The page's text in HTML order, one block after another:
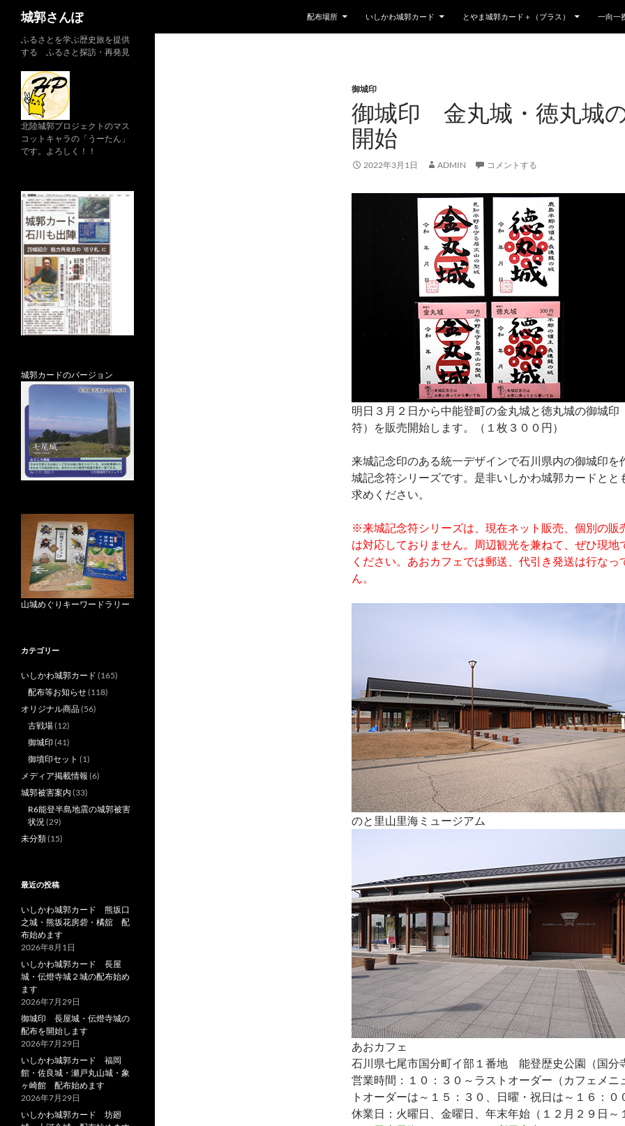
城郭さんぽ 配布場所 いしかわ城郭カード とやま城郭カード＋（プラス） 一向一
御城印
御城印 金丸城・徳丸城
開始
2022年3月1日 ADMIN コメントする
明日３月２日から中能登町の金丸城と徳丸城の御城印
符）を販売開始します。（１枚３００円）
来城記念印のある統一デザインで石川県内の御城印を
城記念符シリーズです。是非いしかわ城郭カードとと
求めください。
※来城記念符シリーズは、現在ネット販売、個別の販
は対応しておりません。周辺観光を兼ねて、ぜひ現地
ください。あおカフェでは郵送、代引き発送は行なっ
ん。
のと里山里海ミュージアム
あおカフェ
石川県七尾市国分町イ部１番地 能登歴史公園（国分
営業時間：１０：３０～ラストオーダー（カフェメニ
トオーダーは～１５：３０、日曜・祝日は～１６：０
休業日：火曜日、金曜日、年末年始（１２月２９日～
ふるさとを学ぶ歴史旅を提供
する ふるさと探訪・再発見
北陸城郭プロジェクトのマス
コットキャラの「うーたん」
です。よろしく！！
城郭カードのバージョン
山城めぐりキーワードラリー
カテゴリー
いしかわ城郭カード (165)
配布等お知らせ(118)
オリジナル商品(56)
古戦場(12)
御城印 (41)
御墳印セット (1)
メディア掲載情報 (6)
城郭被害案内 (33)
R6能登半島地震の城郭被害
状況(29)
未分類(15)
最近の投稿
いしかわ城郭カード 熊坂口
之城・熊坂花房砦・橘舘 配
布始めます
2026年8月1日
いしかわ城郭カード 長屋
城・伝燈寺城２城の配布始め
ます
2026年7月29日
御城印 長屋城・伝燈寺城の
配布を開始します
2026年7月29日
いしかわ城郭カード 福岡
館・佐良城・瀬戸丸山城・象
ヶ崎館 配布始めます
2026年7月29日
いしかわ城郭カード 坊廻